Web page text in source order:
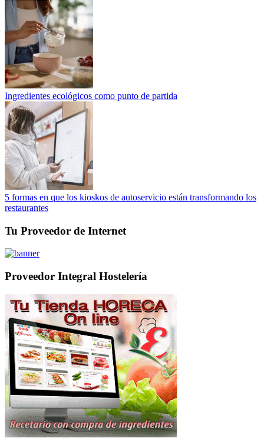
Ingredientes ecológicos como punto de partida
5 formas en que los kioskos de autoservicio están transformando los
restaurantes
Tu Proveedor de Internet
Proveedor Integral Hostelería